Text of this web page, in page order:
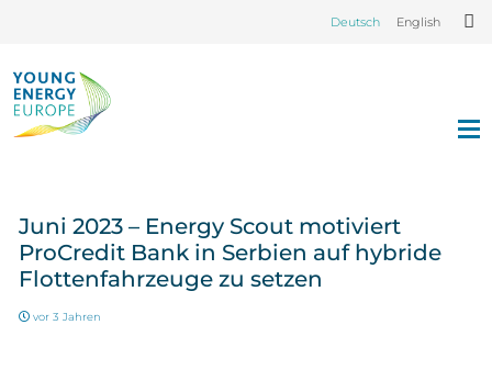
Deutsch English
Juni 2023 – Energy Scout motiviert
ProCredit Bank in Serbien auf hybride
Flottenfahrzeuge zu setzen
vor 3 Jahren